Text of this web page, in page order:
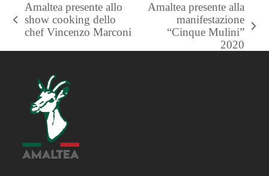
post
precedente:
Amaltea presente allo
show cooking dello
chef Vincenzo Marconi
articolo
Amaltea presente alla
manifestazione
“Cinque Mulini”
2020